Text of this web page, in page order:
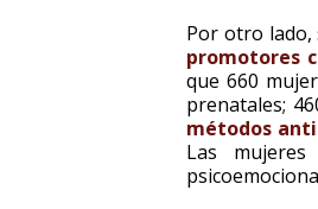
Por otro lado,
promotores
que 660
prenatales;
métodos
Las